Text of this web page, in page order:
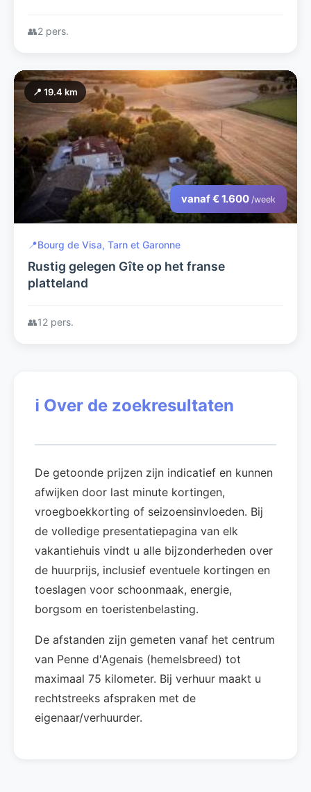
👥2 pers.
📍 19.4 km
vanaf € 1.600 /week
📍Bourg de Visa, Tarn et Garonne
Rustig gelegen Gîte op het franse
platteland
👥12 pers.
ℹ️ Over de zoekresultaten
De getoonde prijzen zijn indicatief en kunnen
afwijken door last minute kortingen,
vroegboekkorting of seizoensinvloeden. Bij
de volledige presentatiepagina van elk
vakantiehuis vindt u alle bijzonderheden over
de huurprijs, inclusief eventuele kortingen en
toeslagen voor schoonmaak, energie,
borgsom en toeristenbelasting.
De afstanden zijn gemeten vanaf het centrum
van Penne d'Agenais (hemelsbreed) tot
maximaal 75 kilometer. Bij verhuur maakt u
rechtstreeks afspraken met de
eigenaar/verhuurder.